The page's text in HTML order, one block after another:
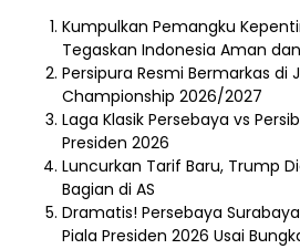
Kumpulkan Pemangku
Tegaskan Indonesia Aman
Persipura Resmi Bermarkas di
Championship 2026/2027
Laga Klasik Persebaya vs
Presiden 2026
Luncurkan Tarif Baru, Trump
Bagian di AS
Dramatis! Persebaya
Piala Presiden 2026 Usai